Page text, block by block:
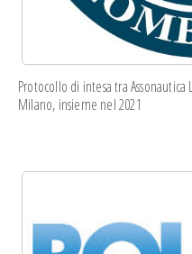
Protocollo di intesatra Assonautica
Milano, insieme nel 2021